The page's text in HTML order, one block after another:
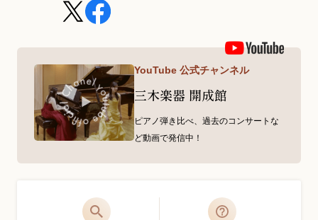
YouTube 公式チャンネル
三木楽器 開成館
ピアノ弾き比べ、過去のコンサートな
ど動画で発信中！